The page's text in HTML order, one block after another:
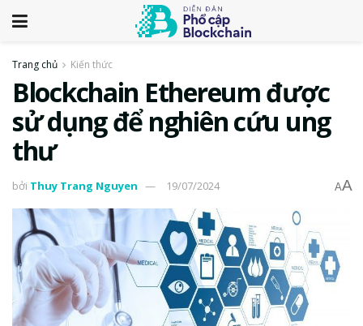
Trang chủ Kiến thức
Blockchain Ethereum được
sử dụng để nghiên cứu ung
thư
bởi Thuy Trang Nguyen 19/07/2024 AA